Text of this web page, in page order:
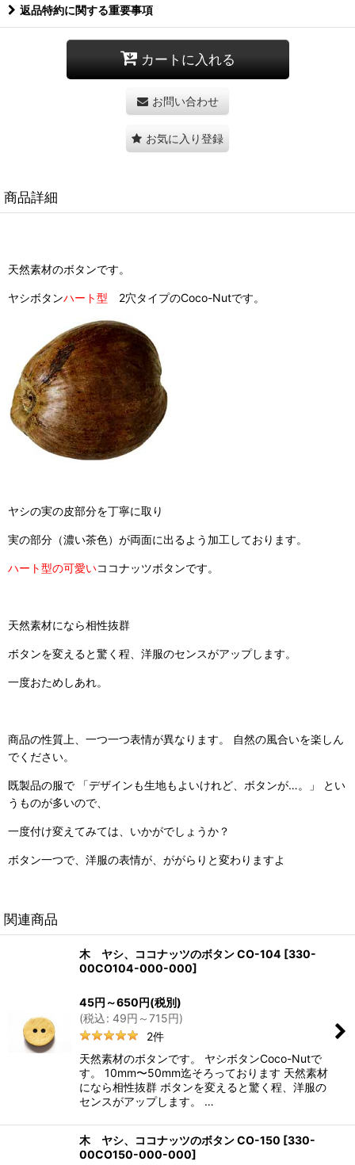
返品特約に関する重要事項
カートに入れる
お問い合わせ
お気に入り登録
商品詳細
天然素材のボタンです。
ヤシボタンハート型 2穴タイプのCoco-Nutです。
ヤシの実の皮部分を丁寧に取り
実の部分（濃い茶色）が両面に出るよう加工しております。
ハート型の可愛いココナッツボタンです。
天然素材になら相性抜群
ボタンを変えると驚く程、洋服のセンスがアップします。
一度おためしあれ。
商品の性質上、一つ一つ表情が異なります。 自然の風合いを楽しん
でください。
既製品の服で 「デザインも生地もよいけれど、ボタンが…。」 とい
うものが多いので、
一度付け変えてみては、いかがでしょうか？
ボタン一つで、洋服の表情が、ががらりと変わりますよ
関連商品
木 ヤシ、ココナッツのボタン CO-104 [330-
00CO104-000-000]
45円 ～650 円(税別)
(税込: 49円 ～715円)
2件
天然素材のボタンです。 ヤシボタンCoco-Nutで
す。 10mm〜50mm迄そろっております 天然素材
になら相性抜群 ボタンを変えると驚く程、洋服の
センスがアップします。 …
木 ヤシ、ココナッツのボタン CO-150 [330-
00CO150-000-000]